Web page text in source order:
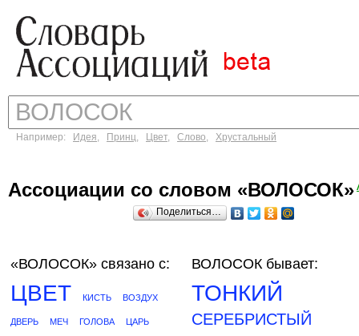
Например: Идея, Принц, Цвет, Слово, Хрустальный
Ассоциации со словом «ВОЛОСОК»
Поделиться…
«ВОЛОСОК» связано с:
ЦВЕТ КИСТЬ ВОЗДУХ
ДВЕРЬ МЕЧ ГОЛОВА ЦАРЬ
ВОЛОСОК бывает:
ТОНКИЙ
СЕРЕБРИСТЫЙ